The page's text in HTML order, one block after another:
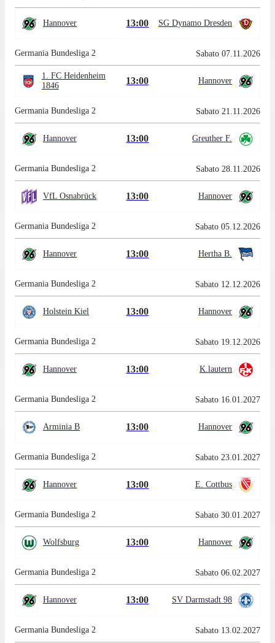
Hannover 13:00 SG Dynamo Dresden
Germania Bundesliga 2 Sabato 07.11.2026
1. FC Heidenheim
1846
13:00 Hannover
Germania Bundesliga 2 Sabato 21.11.2026
Hannover 13:00 Greuther F.
Germania Bundesliga 2 Sabato 28.11.2026
VfL Osnabrück 13:00 Hannover
Germania Bundesliga 2 Sabato 05.12.2026
Hannover 13:00 Hertha B.
Germania Bundesliga 2 Sabato 12.12.2026
Holstein Kiel 13:00 Hannover
Germania Bundesliga 2 Sabato 19.12.2026
Hannover 13:00 K.lautern
Germania Bundesliga 2 Sabato 16.01.2027
Arminia B 13:00 Hannover
Germania Bundesliga 2 Sabato 23.01.2027
Hannover 13:00 E. Cottbus
Germania Bundesliga 2 Sabato 30.01.2027
Wolfsburg 13:00 Hannover
Germania Bundesliga 2 Sabato 06.02.2027
Hannover 13:00 SV Darmstadt 98
Germania Bundesliga 2 Sabato 13.02.2027